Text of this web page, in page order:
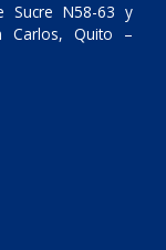
Sucre N58-63 y
Carlos, Quito –